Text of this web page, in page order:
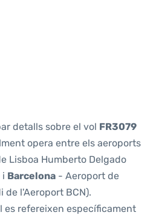
detalls sobre el vol FR3079
opera entre els aeroports
Lisboa Humberto Delgado
i Barcelona - Aeroport de
de l'Aeroport BCN).
es refereixen específicament